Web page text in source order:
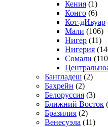
Кения (1)
Конго (6)
Кот-дИвуар
Мали (106)
Нигер (11)
Нигерия
Сомали
Бангладеш (2)
Бахрейн (2)
Белоруссия (3)
Ближний Восток
Бразилия (2)
Венесуэла (11)